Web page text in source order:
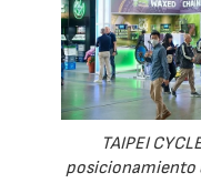
TAIPEI
posicionamiento